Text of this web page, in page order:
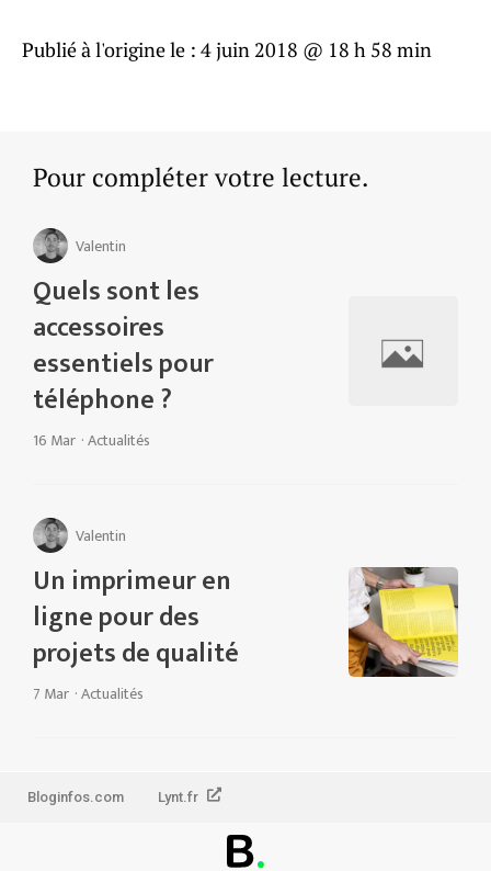
Publié à l'origine le : 4 juin 2018 @ 18 h 58 min
Pour compléter votre lecture.
Valentin
Quels sont les
accessoires
essentiels pour
téléphone ?
16 Mar ·Actualités
Valentin
Un imprimeur en
ligne pour des
projets de qualité
7 Mar ·Actualités
Bloginfos.com Lynt.fr